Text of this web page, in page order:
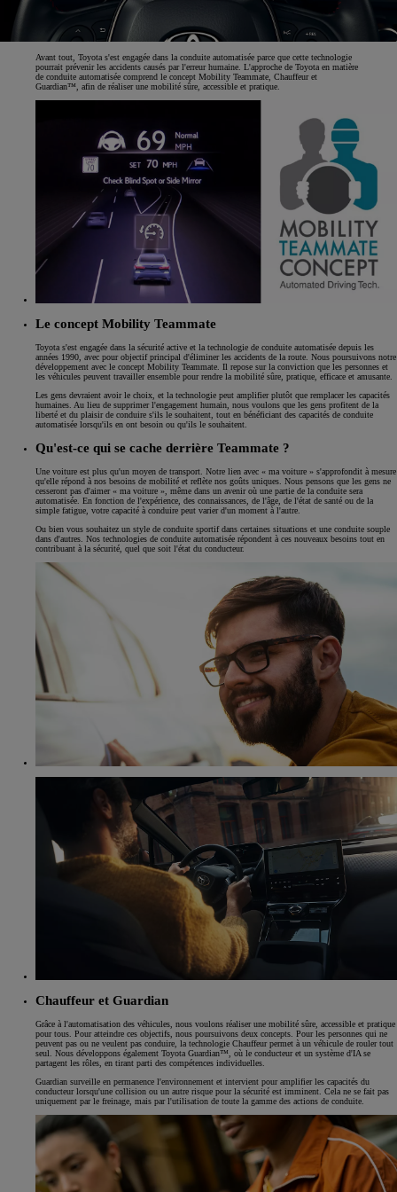
Avant tout, Toyota s'est engagée dans la conduite automatisée parce que cette technologie
pourrait prévenir les accidents causés par l'erreur humaine. L'approche de Toyota en matière
de conduite automatisée comprend le concept Mobility Teammate, Chauffeur et
Guardian™, afin de réaliser une mobilité sûre, accessible et pratique.
Le concept Mobility Teammate
Toyota s'est engagée dans la sécurité active et la technologie de conduite automatisée depuis les
années 1990, avec pour objectif principal d'éliminer les accidents de la route. Nous poursuivons notre
développement avec le concept Mobility Teammate. Il repose sur la conviction que les personnes et
les véhicules peuvent travailler ensemble pour rendre la mobilité sûre, pratique, efficace et amusante.
Les gens devraient avoir le choix, et la technologie peut amplifier plutôt que remplacer les capacités
humaines. Au lieu de supprimer l'engagement humain, nous voulons que les gens profitent de la
liberté et du plaisir de conduire s'ils le souhaitent, tout en bénéficiant des capacités de conduite
automatisée lorsqu'ils en ont besoin ou qu'ils le souhaitent.
Qu'est-ce qui se cache derrière Teammate ?
Une voiture est plus qu'un moyen de transport. Notre lien avec « ma voiture » s'approfondit à mesure
qu'elle répond à nos besoins de mobilité et reflète nos goûts uniques. Nous pensons que les gens ne
cesseront pas d'aimer « ma voiture », même dans un avenir où une partie de la conduite sera
automatisée. En fonction de l'expérience, des connaissances, de l'âge, de l'état de santé ou de la
simple fatigue, votre capacité à conduire peut varier d'un moment à l'autre.
Ou bien vous souhaitez un style de conduite sportif dans certaines situations et une conduite souple
dans d'autres. Nos technologies de conduite automatisée répondent à ces nouveaux besoins tout en
contribuant à la sécurité, quel que soit l'état du conducteur.
Chauffeur et Guardian
Grâce à l'automatisation des véhicules, nous voulons réaliser une mobilité sûre, accessible et pratique
pour tous. Pour atteindre ces objectifs, nous poursuivons deux concepts. Pour les personnes qui ne
peuvent pas ou ne veulent pas conduire, la technologie Chauffeur permet à un véhicule de rouler tout
seul. Nous développons également Toyota Guardian™, où le conducteur et un système d'IA se
partagent les rôles, en tirant parti des compétences individuelles.
Guardian surveille en permanence l'environnement et intervient pour amplifier les capacités du
conducteur lorsqu'une collision ou un autre risque pour la sécurité est imminent. Cela ne se fait pas
uniquement par le freinage, mais par l'utilisation de toute la gamme des actions de conduite.